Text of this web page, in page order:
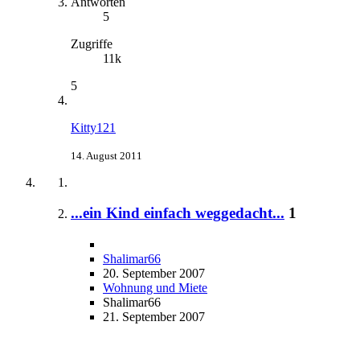
5
Zugriffe
11k
5
Kitty121
14. August 2011
...ein Kind einfach weggedacht... 1
Shalimar66
20. September 2007
Wohnung und Miete
Shalimar66
21. September 2007